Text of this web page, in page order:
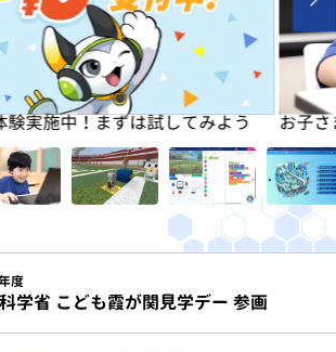
楽しい」を学びの原動力に！ 初め
度
学省 こども霞が関見学デー 参画